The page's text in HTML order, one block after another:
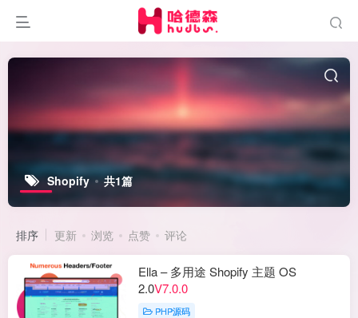
Shopify 共1篇
排序 更新 浏览 点赞 评论
Ella – 多用途 Shopify 主题 OS
2.0V7.0.0
PHP源码